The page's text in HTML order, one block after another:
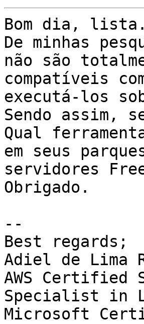
Bom dia, lista.
De minhas
não são
compatíveis
executá-los
Sendo assim,
Qual
em seus
servidores
Obrigado.
--
Best regards;
Adiel de Lima
AWS Certified
Specialist in
Microsoft